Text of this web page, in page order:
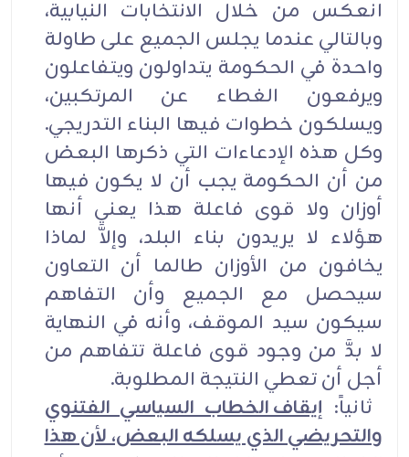
انعكس من خلال الانتخابات النيابية،
وبالتالي عندما يجلس الجميع على طاولة
واحدة في الحكومة يتداولون ويتفاعلون
ويرفعون الغطاء عن المرتكبين،
ويسلكون خطوات فيها البناء التدريجي.
وكل هذه الإدعاءات التي ذكرها البعض
من أن الحكومة يجب أن لا يكون فيها
أوزان ولا قوى فاعلة هذا يعني أنها
هؤلاء لا يريدون بناء البلد، وإلاَّ لماذا
يخافون من الأوزان طالما أن التعاون
سيحصل مع الجميع وأن التفاهم
سيكون سيد الموقف، وأنه في النهاية
لا بدَّ من وجود قوى فاعلة تتفاهم من
أجل أن تعطي النتيجة المطلوبة.
ثانياً: إيقاف الخطاب السياسي الفتنوي
والتحريضي الذي يسلكه البعض، لأن هذا